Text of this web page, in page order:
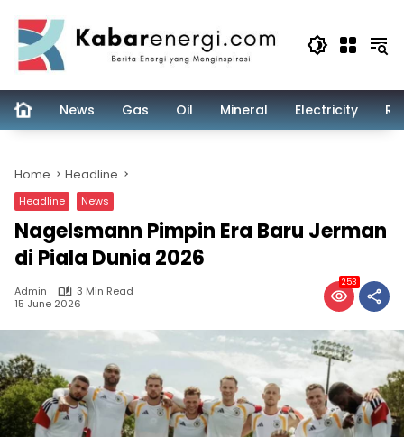
content
News Gas Oil Mineral Electricity
Home Headline
Headline News
Nagelsmann Pimpin Era Baru Jerman
di Piala Dunia 2026
Admin
3 Min Read
15 June 2026
253